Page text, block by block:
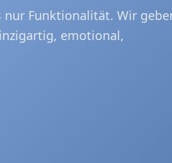
nur Funktionalität. Wir
emotional,